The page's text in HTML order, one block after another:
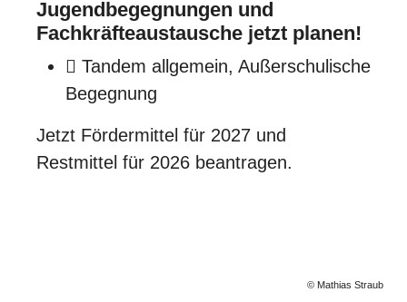
Jugendbegegnungen und
Fachkräfteaustausche jetzt planen!
Tandem allgemein, Außerschulische
Begegnung
Jetzt Fördermittel für 2027 und
Restmittel für 2026 beantragen.
© Mathias Straub